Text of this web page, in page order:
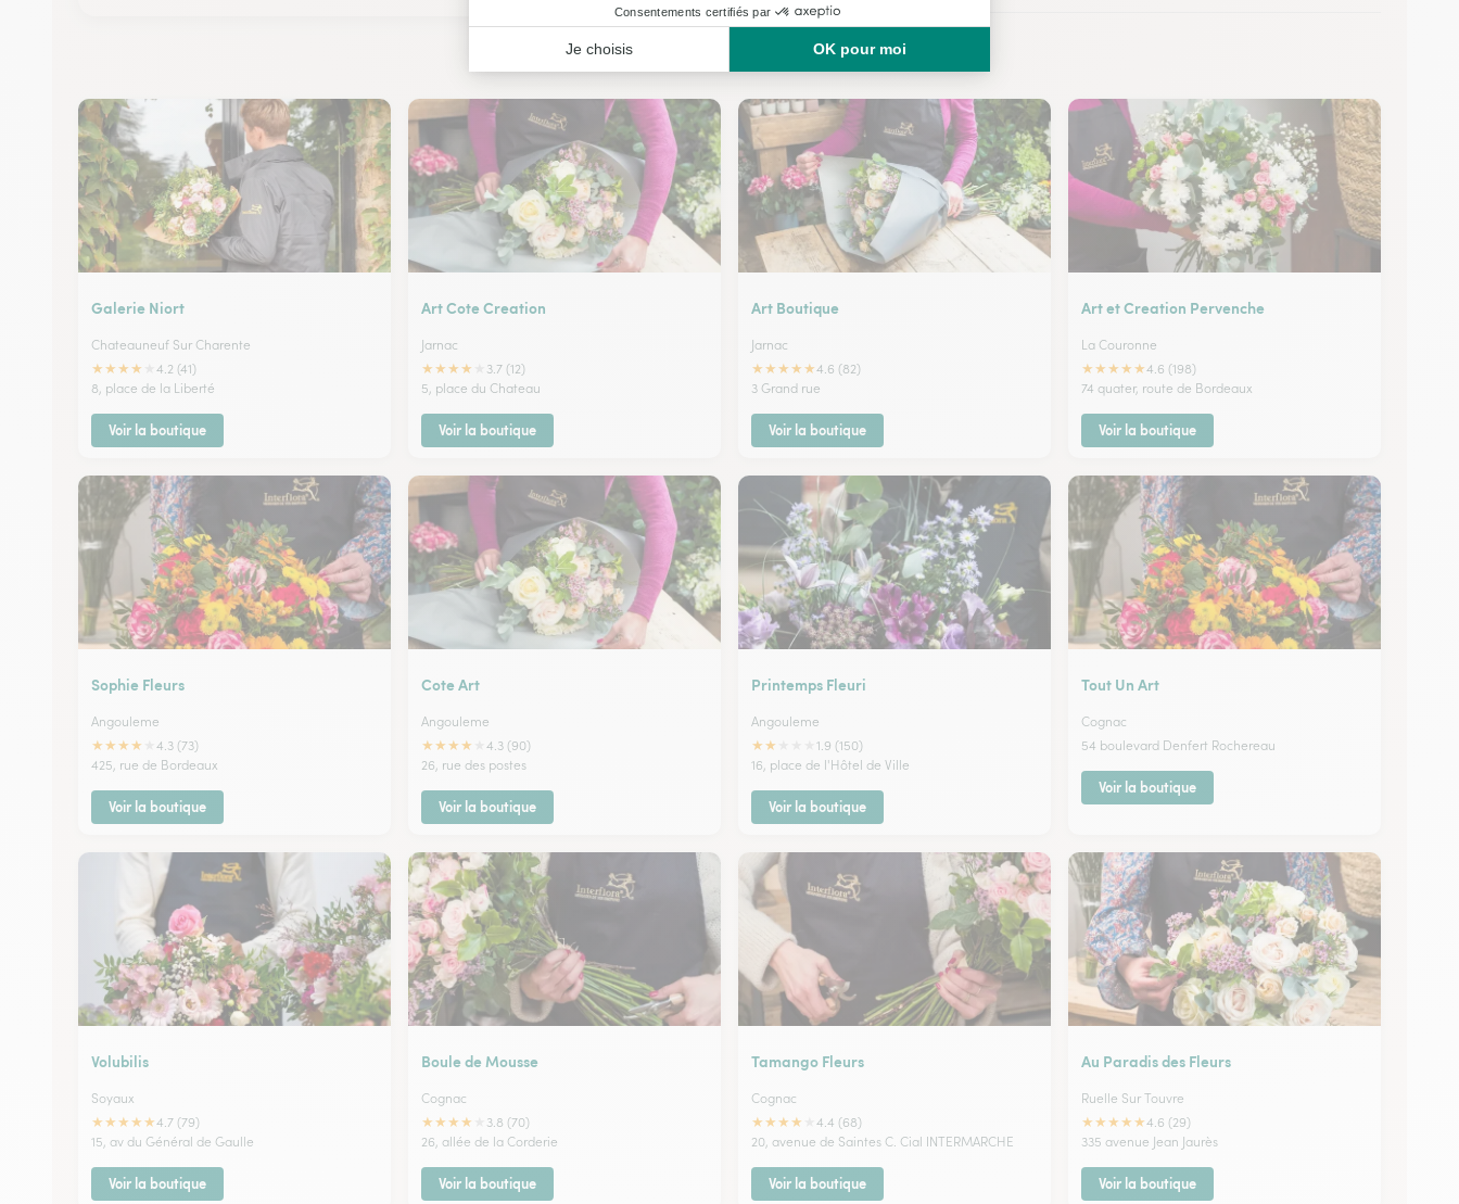
Nos fleuristes à Saint-Simon
Galerie Niort
Chateauneuf Sur Charente
★★★★
4.2 (41)
8, place de la Liberté
Voir la boutique
Art Cote Creation
Jarnac
★★★★
3.7 (12)
5, place du Chateau
Voir la boutique
Art Boutique
Jarnac
★★★★★4.6 (82)
3 Grand rue
Voir la boutique
Art et Creation Pervenche
La Couronne
★★★★★4.6 (198)
74 quater, route de Bordeaux
Voir la boutique
Sophie Fleurs
Angouleme
★★★★
4.3 (73)
425, rue de Bordeaux
Voir la boutique
Cote Art
Angouleme
★★★★
4.3 (90)
26, rue des postes
Voir la boutique
Printemps Fleuri
Angouleme
★★
1.9 (150)
16, place de l'Hôtel de Ville
Voir la boutique
Tout Un Art
Cognac
54 boulevard Denfert Rochereau
Voir la boutique
Volubilis
Soyaux
★★★★★4.7 (79)
15, av du Général de Gaulle
Voir la boutique
Boule de Mousse
Cognac
★★★★
3.8 (70)
26, allée de la Corderie
Voir la boutique
Tamango Fleurs
Cognac
★★★★
4.4 (68)
20, avenue de Saintes C. Cial INTERMARCHE
Voir la boutique
Au Paradis des Fleurs
Ruelle Sur Touvre
★★★★★4.6 (29)
335 avenue Jean Jaurès
Voir la boutique